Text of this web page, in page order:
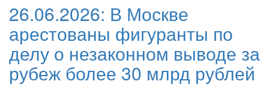
26.06.2026: В Москве
арестованы фигуранты по
делу о незаконном выводе за
рубеж более 30 млрд рублей